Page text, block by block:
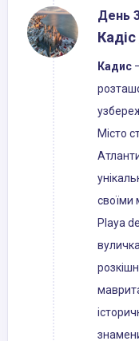
День
Кадіс
Кадис
Місто
своїми
Playa